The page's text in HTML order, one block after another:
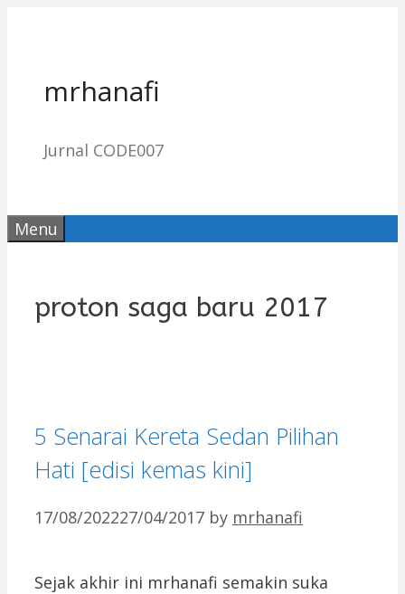
mrhanafi
Jurnal CODE007
Menu
proton saga baru 2017
5 Senarai Kereta Sedan Pilihan
Hati [edisi kemas kini]
17/08/202227/04/2017 by mrhanafi
Sejak akhir ini mrhanafi semakin suka